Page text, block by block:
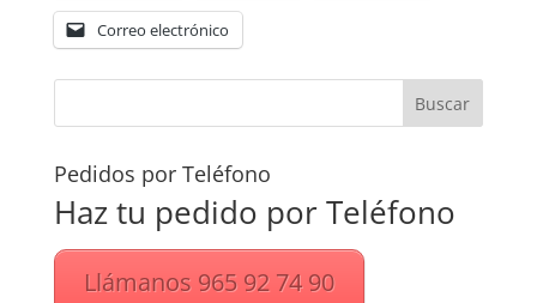
Correo electrónico
Pedidos por Teléfono
Haz tu pedido por Teléfono
Llámanos 965 92 74 90